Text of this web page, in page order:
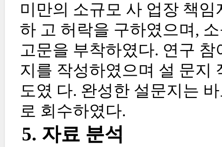
미만의 소규모 사 업장 책
하 고 허락을 구하였으며,
고문을 부착하였다. 연구
지를 작성하였으며 설 문지
도였 다. 완성한 설문지는
로 회수하였다.
5. 자료 분석